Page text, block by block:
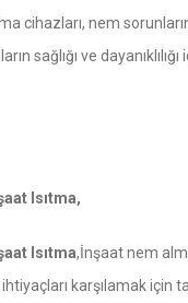
cihazları, nem
sağlığı ve
Isıtma,
Isıtma,İnşaat nem
karşılamak için